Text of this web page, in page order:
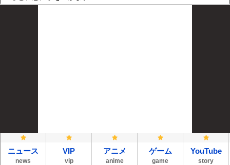
ニュース
news
VIP
vip
アニメ
anime
ゲーム
game
YouTube
story